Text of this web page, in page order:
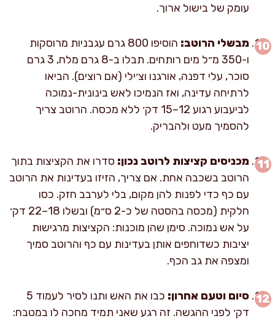
עומק של בישול ארוך.
מבשלי הרוטב:
הוסיפו 800 גרם עגבניות מרוסקות
ו-350 מ״ל מים רותחים. תבלו ב-8 גרם מלח, 3 גרם
סוכר, עלי דפנה, אורגנו וצ׳ילי (אם רוצים). הביאו
לרתיחה עדינה, ואז הנמיכו לאש בינונית-נמוכה
לביעבוע רגוע 12–15 דק׳ ללא מכסה. הרוטב צריך
להסמיך מעט ולהבריק.
מכניסים קציצות לרוטב נכון: סדרו את הקציצות בתוך
הרוטב בשכבה אחת. אם צריך, הזיזו בעדינות את הרוטב
עם כף כדי לפנות להן מקום, בלי לערבב חזק. כסו
חלקית (מכסה בהסטה של כ-2 ס״מ) ובשלו 18–22 דק׳
על אש נמוכה. סימן שהן מוכנות: הקציצות מרגישות
יציבות כשדוחפים אותן בעדינות עם כף והרוטב סמיך
ומצפה את גב הכף.
סיום וטעם אחרון:
כבו את האש ותנו לסיר לעמוד 5
דק׳ לפני ההגשה. זה רגע שאני תמיד מחכה לו במטבח: